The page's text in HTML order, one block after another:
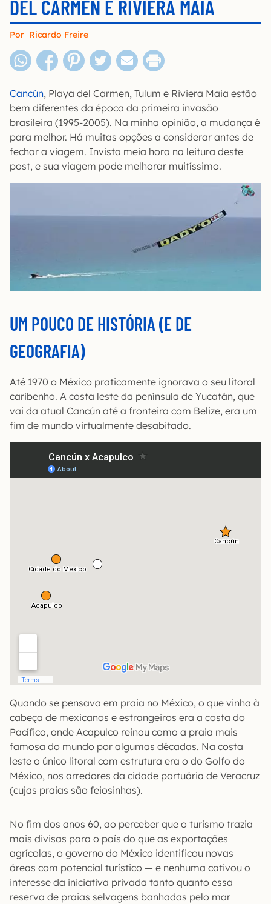
DEL CARMEN E RIVIERA MAIA
Por Ricardo Freire
Cancún, Playa del Carmen, Tulum e Riviera Maia estão
bem diferentes da época da primeira invasão
brasileira (1995-2005). Na minha opinião, a mudança é
para melhor. Há muitas opções a considerar antes de
fechar a viagem. Invista meia hora na leitura deste
post, e sua viagem pode melhorar muitíssimo.
UM POUCO DE HISTÓRIA (E DE
GEOGRAFIA)
Até 1970 o México praticamente ignorava o seu litoral
caribenho. A costa leste da península de Yucatán, que
vai da atual Cancún até a fronteira com Belize, era um
fim de mundo virtualmente desabitado.
Quando se pensava em praia no México, o que vinha à
cabeça de mexicanos e estrangeiros era a costa do
Pacífico, onde Acapulco reinou como a praia mais
famosa do mundo por algumas décadas. Na costa
leste o único litoral com estrutura era o do Golfo do
México, nos arredores da cidade portuária de Veracruz
(cujas praias são feiosinhas).
No fim dos anos 60, ao perceber que o turismo trazia
mais divisas para o país do que as exportações
agrícolas, o governo do México identificou novas
áreas com potencial turístico — e nenhuma cativou o
interesse da iniciativa privada tanto quanto essa
reserva de praias selvagens banhadas pelo mar